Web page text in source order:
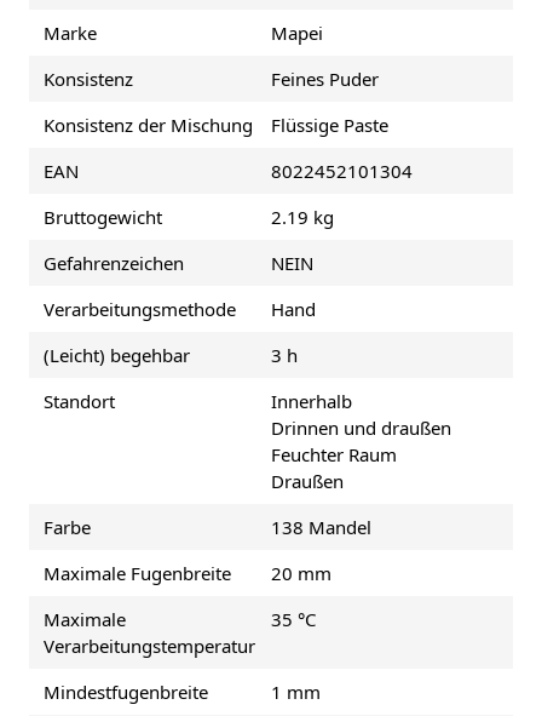
Marke
Mapei
Konsistenz
Feines Puder
Konsistenz der Mischung
Flüssige Paste
EAN
8022452101304
Bruttogewicht
2.19 kg
Gefahrenzeichen
NEIN
Verarbeitungsmethode
Hand
(Leicht) begehbar
3 h
Standort
Innerhalb
Drinnen und draußen
Feuchter Raum
Draußen
Farbe
138 Mandel
Maximale Fugenbreite
20 mm
Maximale
Verarbeitungstemperatur
35 °C
Mindestfugenbreite
1 mm